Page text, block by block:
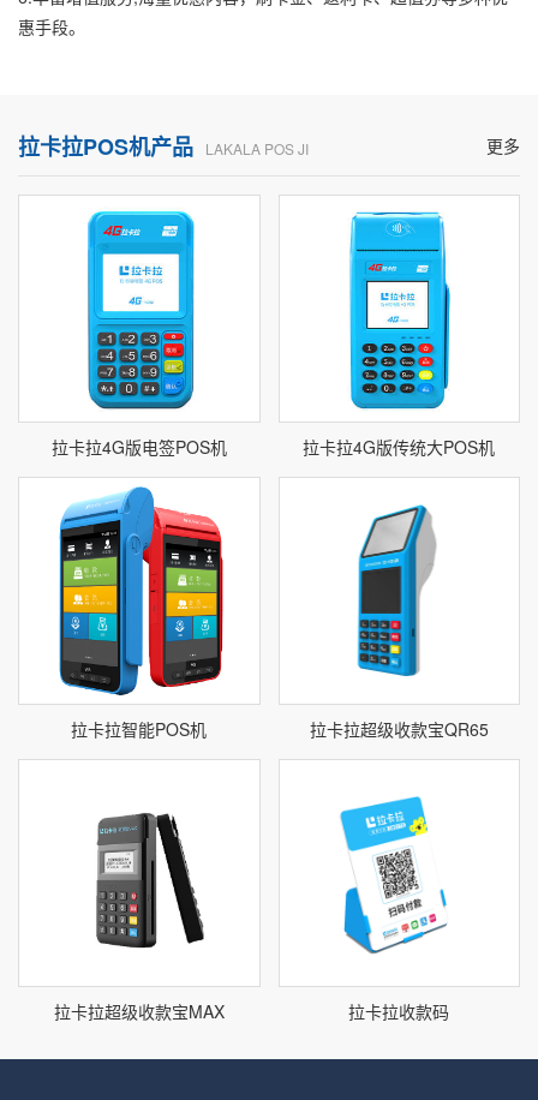
惠手段。
更多
拉卡拉POS机产品 LAKALA POS JI
拉卡拉4G版电签POS机 拉卡拉4G版传统大POS机
拉卡拉智能POS机 拉卡拉超级收款宝QR65
拉卡拉超级收款宝MAX 拉卡拉收款码